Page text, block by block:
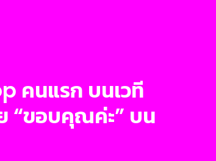
คนแรก บนเวที
“ขอบคุณค่ะ” บน